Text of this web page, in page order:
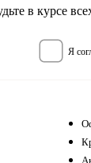
в курсе
я